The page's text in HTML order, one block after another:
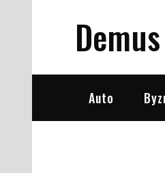
Demus
Auto